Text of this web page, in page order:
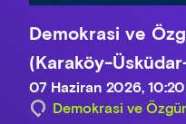
Demokrasi ve
(Karaköy-
07 Haziran 2026, 10:20
Demokrasi ve